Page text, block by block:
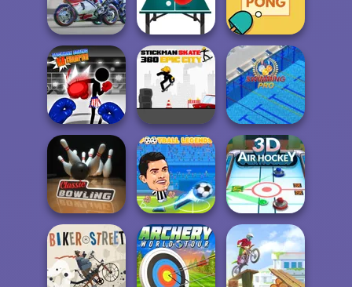
Rope Bawling 2 Rope Bawling Hurdles Heroes
Super Bike Wild
Race
Table Tennis Pro Ping Pong
Stickman Boxing
KO Champion
Stickman Skate:
360 Epic City
Swimming Pro
Classic Bowling
Football
Legends 2021
3D Air Hockey